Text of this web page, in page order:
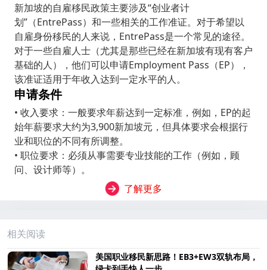
新加坡的自雇移民政策主要涉及“创业者计
划”（EntrePass）和一些相关的工作准证。对于希望以
自雇身份移民的人来说，EntrePass是一个常见的途径。
对于一些自雇人士（尤其是那些已经在新加坡有现有客户
基础的人），他们可以申请Employment Pass（EP），
该准证适用于年收入达到一定水平的人。
申请条件
• 收入要求：一般要求年薪达到一定标准，例如，EP的起
始年薪要求大约为3,900新加坡元，但具体要求会根据行
业和职位的不同有所调整。
• 职位要求：必须从事需要专业技能的工作（例如，顾
问、设计师等）。
了解更多
相关阅读
美国职业移民新思路！EB3+EW3双轨布局，